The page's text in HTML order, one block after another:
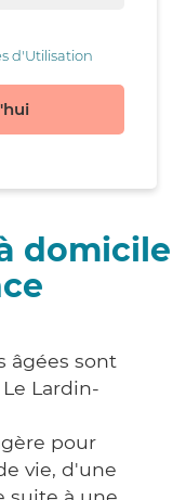
d'Utilisation
domicile
âgées sont
Lardin-
pour
vie, d'une